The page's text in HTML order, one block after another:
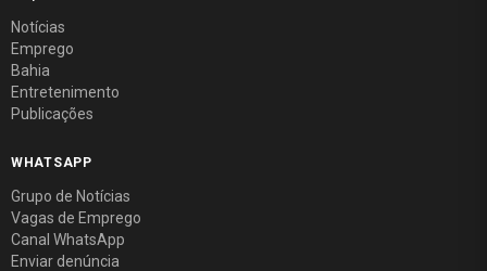
Notícias
Emprego
Bahia
Entretenimento
Publicações
WHATSAPP
Grupo de Notícias
Vagas de Emprego
Canal WhatsApp
Enviar denúncia